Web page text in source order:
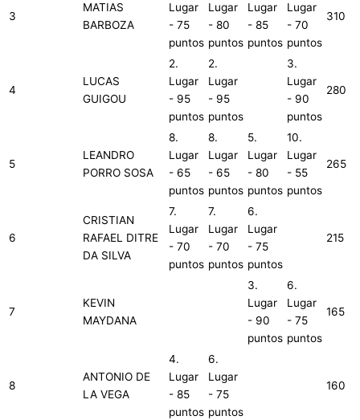
3
MATIAS
BARBOZA
Lugar
- 75
puntos
Lugar
- 80
puntos
Lugar
- 85
puntos
Lugar
- 70
puntos
310
4
LUCAS
GUIGOU
2.
Lugar
- 95
puntos
2.
Lugar
- 95
puntos
3.
Lugar
- 90
puntos
280
5
LEANDRO
PORRO SOSA
8.
Lugar
- 65
puntos
8.
Lugar
- 65
puntos
5.
Lugar
- 80
puntos
10.
Lugar
- 55
puntos
265
6
CRISTIAN
RAFAEL DITRE
DA SILVA
7.
Lugar
- 70
puntos
7.
Lugar
- 70
puntos
6.
Lugar
- 75
puntos
215
7
KEVIN
MAYDANA
3.
Lugar
- 90
puntos
6.
Lugar
- 75
puntos
165
8
ANTONIO DE
LA VEGA
4.
Lugar
- 85
puntos
6.
Lugar
- 75
puntos
160